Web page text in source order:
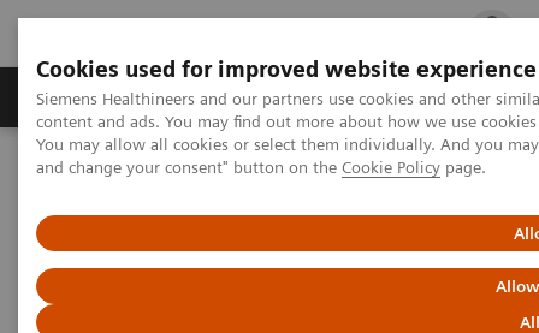
Cookies used for improved website experience
Siemens Healthineers and our partners use cookies and other
content and ads. You may find out more about how we use
You may allow all cookies or select them individually. And you
and change your consent" button on the Cookie Policy page.
Fachbereiche Healthcare Management
Startseite News & Kundenstories Lungenkrebs-Früherkennung
Lungenkrebs-Früherkennung
Neue Erkenntnisse aus der HANSE-Studie